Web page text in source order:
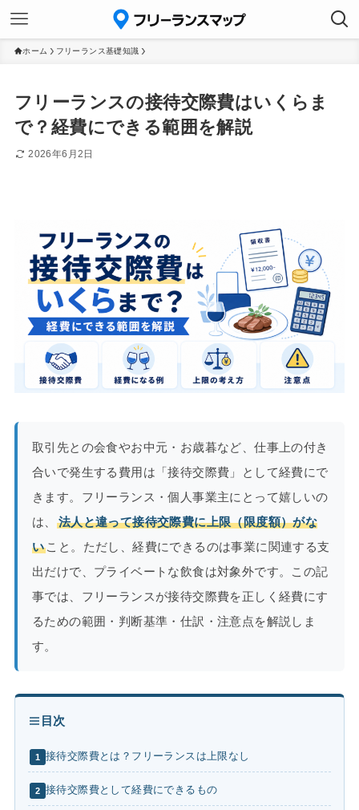
ホーム フリーランス基礎知識
フリーランスの接待交際費はいくらま
で？経費にできる範囲を解説
2026年6月2日
取引先との会食やお中元・お歳暮など、仕事上の付き
合いで発生する費用は「接待交際費」として経費にで
きます。フリーランス・個人事業主にとって嬉しいの
は、
法人と違って接待交際費に上限（限度額）がな
い こと。ただし、経費にできるのは事業に関連する支
出だけで、プライベートな飲食は対象外です。この記
事では、フリーランスが接待交際費を正しく経費にす
るための範囲・判断基準・仕訳・注意点を解説しま
す。
目次
1 接待交際費とは？フリーランスは上限なし
2 接待交際費として経費にできるもの